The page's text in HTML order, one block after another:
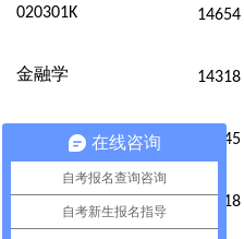
020301K
金融学
14654
14318
14345
14818
在线咨询
自考报名查询咨询
自考新生报名指导